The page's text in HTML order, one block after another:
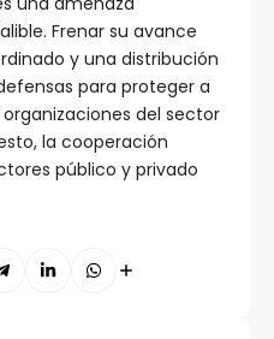
Frenar su avance
y una distribución
para proteger a
del sector
la cooperación
público y privado